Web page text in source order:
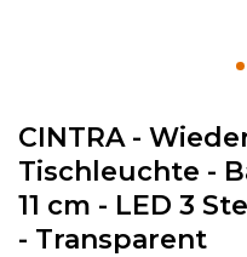
CINTRA -
Tischleuchte -
11 cm - LED 3
- Transparent